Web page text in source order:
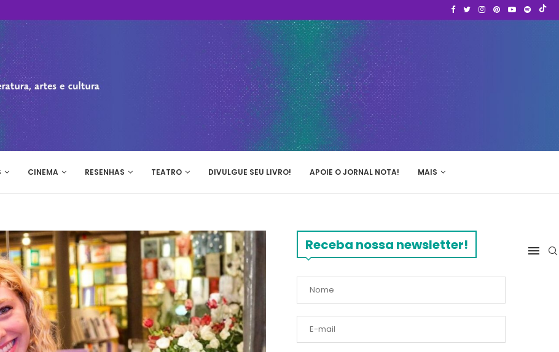
CINEMA RESENHAS TEATRO DIVULGUE SEU LIVRO! APOIE O JORNAL NOTA! MAIS
Receba nossa newsletter!